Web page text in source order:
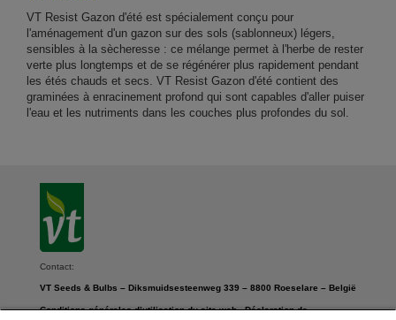
VT Resist Gazon d'été est spécialement conçu pour
l'aménagement d'un gazon sur des sols (sablonneux) légers,
sensibles à la sècheresse : ce mélange permet à l'herbe de rester
verte plus longtemps et de se régénérer plus rapidement pendant
les étés chauds et secs. VT Resist Gazon d'été contient des
graminées à enracinement profond qui sont capables d'aller puiser
l'eau et les nutriments dans les couches plus profondes du sol.
Contact:
VT Seeds & Bulbs – Diksmuidsesteenweg 339 – 8800 Roeselare – België
Conditions générales d’utilisation du site web-Déclaration de